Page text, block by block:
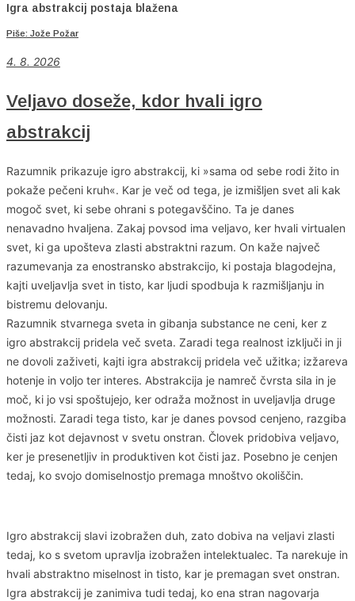
Igra abstrakcij postaja blažena
Piše: Jože Požar
4. 8. 2026
Veljavo doseže, kdor hvali igro
abstrakcij
Razumnik prikazuje igro abstrakcij, ki »sama od sebe rodi žito in
pokaže pečeni kruh«. Kar je več od tega, je izmišljen svet ali kak
mogoč svet, ki sebe ohrani s potegavščino. Ta je danes
nenavadno hvaljena. Zakaj povsod ima veljavo, ker hvali virtualen
svet, ki ga upošteva zlasti abstraktni razum. On kaže največ
razumevanja za enostransko abstrakcijo, ki postaja blagodejna,
kajti uveljavlja svet in tisto, kar ljudi spodbuja k razmišljanju in
bistremu delovanju.
Razumnik stvarnega sveta in gibanja substance ne ceni, ker z
igro abstrakcij pridela več sveta. Zaradi tega realnost izključi in ji
ne dovoli zaživeti, kajti igra abstrakcij pridela več užitka; izžareva
hotenje in voljo ter interes. Abstrakcija je namreč čvrsta sila in je
moč, ki jo vsi spoštujejo, ker odraža možnost in uveljavlja druge
možnosti. Zaradi tega tisto, kar je danes povsod cenjeno, razgiba
čisti jaz kot dejavnost v svetu onstran. Človek pridobiva veljavo,
ker je presenetljiv in produktiven kot čisti jaz. Posebno je cenjen
tedaj, ko svojo domiselnostjo premaga mnoštvo okoliščin.
Igro abstrakcij slavi izobražen duh, zato dobiva na veljavi zlasti
tedaj, ko s svetom upravlja izobražen intelektualec. Ta narekuje in
hvali abstraktno miselnost in tisto, kar je premagan svet onstran.
Igra abstrakcij je zanimiva tudi tedaj, ko ena stran nagovarja